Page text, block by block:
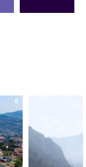
0